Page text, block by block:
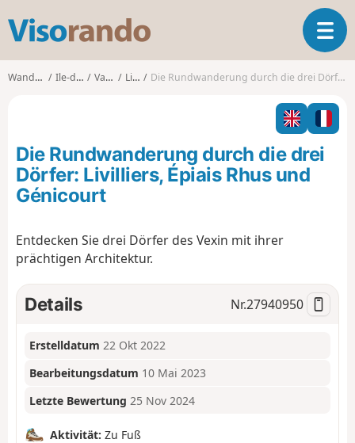
s
o
o
T
o
g
l
n
n
Wanderungen Ile-de-France Val-d'Oise Livilliers Die Rundwanderung durch die drei Dörfer: Livilliers, Épiais Rhus und Génicourt
Die Rundwanderung durch die drei
Dörfer: Livilliers, Épiais Rhus und
Génicourt
Entdecken Sie drei Dörfer des Vexin mit ihrer
prächtigen Architektur.
Details Nr.27940950
Erstelldatum 22 Okt 2022
Bearbeitungsdatum 10 Mai 2023
Letzte Bewertung 25 Nov 2024
Aktivität: Zu Fuß